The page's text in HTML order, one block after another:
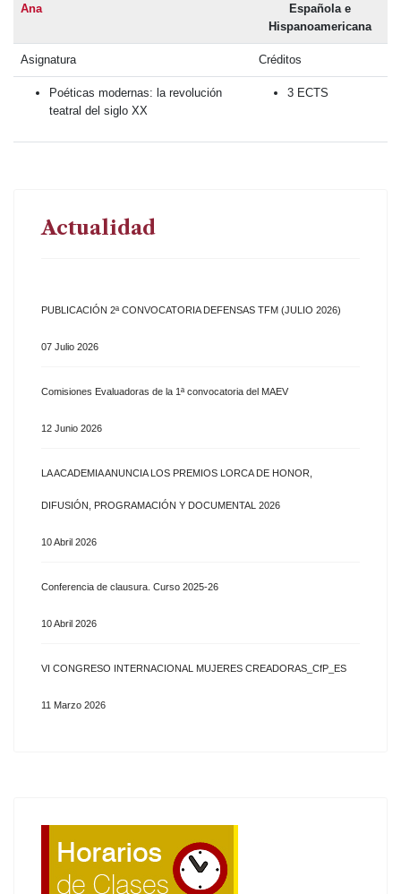
Ana
Española e
Hispanoamericana
Asignatura Créditos
Poéticas modernas: la revolución
teatral del siglo XX
3 ECTS
Actualidad
PUBLICACIÓN 2ª CONVOCATORIA DEFENSAS TFM (JULIO 2026)
07 Julio 2026
Comisiones Evaluadoras de la 1ª convocatoria del MAEV
12 Junio 2026
LA ACADEMIA ANUNCIA LOS PREMIOS LORCA DE HONOR,
DIFUSIÓN, PROGRAMACIÓN Y DOCUMENTAL 2026
10 Abril 2026
Conferencia de clausura. Curso 2025-26
10 Abril 2026
VI CONGRESO INTERNACIONAL MUJERES CREADORAS_CfP_ES
11 Marzo 2026